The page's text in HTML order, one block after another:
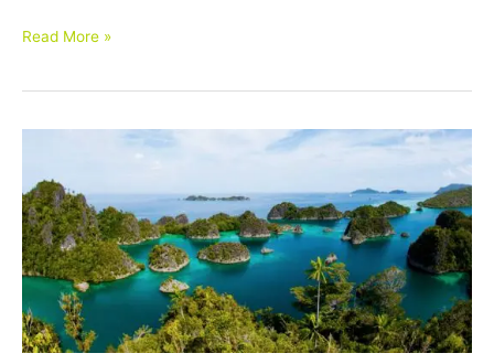
Read More »
Terancam!
Inilah
Peran
Pohon
dalam
Menyelamatkan
Surga
Laut